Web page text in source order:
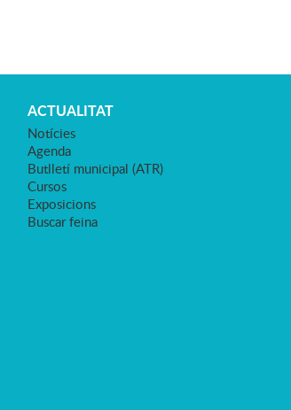
ACTUALITAT
Notícies
Agenda
Butlletí municipal (ATR)
Cursos
Exposicions
Buscar feina